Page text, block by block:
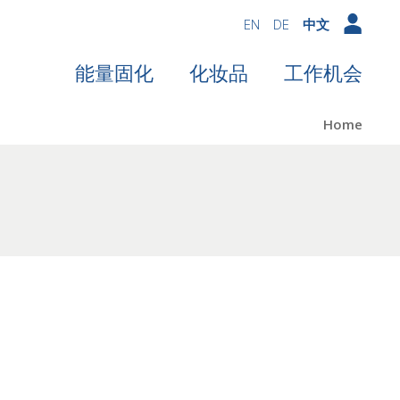
EN DE 中文
能量固化 化妆品 工作机会
Home